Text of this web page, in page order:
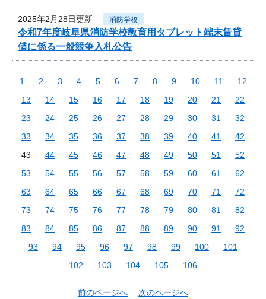
2025年2月28日更新 消防学校
令和7年度岐阜県消防学校教育用タブレット端末賃貸
借に係る一般競争入札公告
1 2 3 4 5 6 7 8 9 10 11
12
13
14 15 16 17 18 19 20 21
22
23
24 25 26 27 28 29 30 31
32
33
34 35 36 37 38 39 40 41
42
43
44 45 46 47 48 49 50 51
52
53
54 55 56 57 58 59 60 61
62
63
64 65 66 67 68 69 70 71
72
73
74 75 76 77 78 79 80 81
82
83
84 85 86 87 88 89 90 91
92
93
94 95 96 97 98 99 100
101
102
103 104 105 106
前のページへ 次のページへ